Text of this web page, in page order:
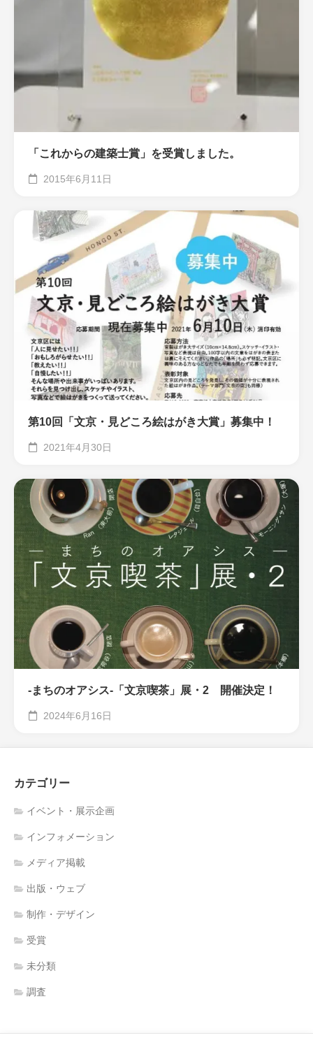
「これからの建築士賞」を受賞しました。
2015年6月11日
第10回「文京・見どころ絵はがき大賞」募集中！
2021年4月30日
-まちのオアシス-「文京喫茶」展・2 開催決定！
2024年6月16日
カテゴリー
イベント・展示企画
インフォメーション
メディア掲載
出版・ウェブ
制作・デザイン
受賞
未分類
調査